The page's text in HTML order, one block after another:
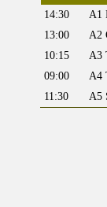
14:30
A1
13:00
A2
10:15
A3
09:00
A4
11:30
A5